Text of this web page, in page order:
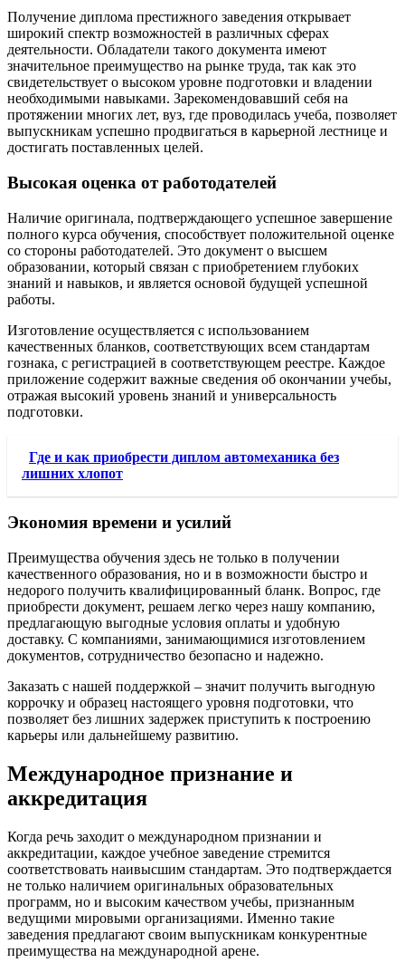
Получение диплома престижного заведения открывает
широкий спектр возможностей в различных сферах
деятельности. Обладатели такого документа имеют
значительное преимущество на рынке труда, так как это
свидетельствует о высоком уровне подготовки и владении
необходимыми навыками. Зарекомендовавший себя на
протяжении многих лет, вуз, где проводилась учеба, позволяет
выпускникам успешно продвигаться в карьерной лестнице и
достигать поставленных целей.
Высокая оценка от работодателей
Наличие оригинала, подтверждающего успешное завершение
полного курса обучения, способствует положительной оценке
со стороны работодателей. Это документ о высшем
образовании, который связан с приобретением глубоких
знаний и навыков, и является основой будущей успешной
работы.
Изготовление осуществляется с использованием
качественных бланков, соответствующих всем стандартам
гознака, с регистрацией в соответствующем реестре. Каждое
приложение содержит важные сведения об окончании учебы,
отражая высокий уровень знаний и универсальность
подготовки.
Где и как приобрести диплом автомеханика без
лишних хлопот
Экономия времени и усилий
Преимущества обучения здесь не только в получении
качественного образования, но и в возможности быстро и
недорого получить квалифицированный бланк. Вопрос, где
приобрести документ, решаем легко через нашу компанию,
предлагающую выгодные условия оплаты и удобную
доставку. С компаниями, занимающимися изготовлением
документов, сотрудничество безопасно и надежно.
Заказать с нашей поддержкой – значит получить выгодную
коррочку и образец настоящего уровня подготовки, что
позволяет без лишних задержек приступить к построению
карьеры или дальнейшему развитию.
Международное признание и
аккредитация
Когда речь заходит о международном признании и
аккредитации, каждое учебное заведение стремится
соответствовать наивысшим стандартам. Это подтверждается
не только наличием оригинальных образовательных
программ, но и высоким качеством учебы, признанным
ведущими мировыми организациями. Именно такие
заведения предлагают своим выпускникам конкурентные
преимущества на международной арене.